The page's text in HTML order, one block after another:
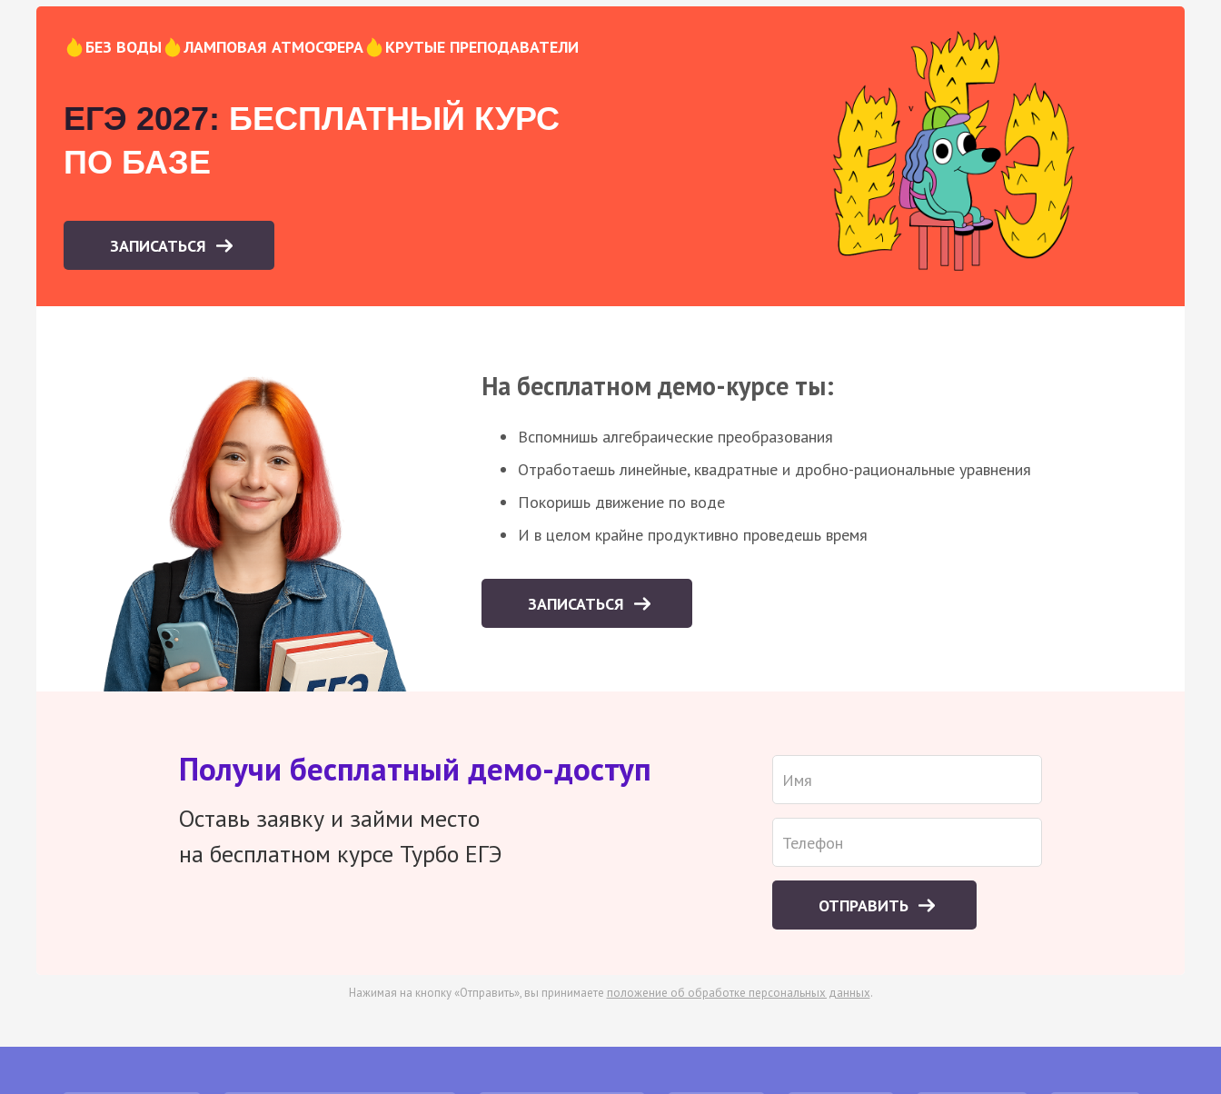
БЕЗ ВОДЫ ЛАМПОВАЯ АТМОСФЕРА КРУТЫЕ ПРЕПОДАВАТЕЛИ
ЕГЭ 2027: БЕСПЛАТНЫЙ КУРС
ПО БАЗЕ
ЗАПИСАТЬСЯ
На бесплатном демо-курсе ты:
Вспомнишь алгебраические преобразования
Отработаешь линейные, квадратные и дробно-рациональные уравнения
Покоришь движение по воде
И в целом крайне продуктивно проведешь время
ЗАПИСАТЬСЯ
Получи бесплатный демо-доступ
Оставь заявку и займи место
на бесплатном курсе Турбо ЕГЭ
ОТПРАВИТЬ
Нажимая на кнопку «Отправить», вы принимаете положение об обработке персональных данных.